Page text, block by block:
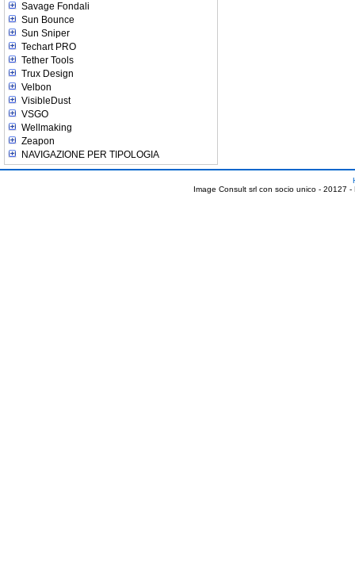
Savage Fondali
Sun Bounce
Sun Sniper
Techart PRO
Tether Tools
Trux Design
Velbon
VisibleDust
VSGO
Wellmaking
Zeapon
NAVIGAZIONE PER TIPOLOGIA
Image Consult srl con socio unico - 20127